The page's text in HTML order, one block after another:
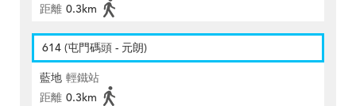
距離 0.3km
614 (屯門碼頭 - 元朗)
藍地 輕鐵站
距離 0.3km